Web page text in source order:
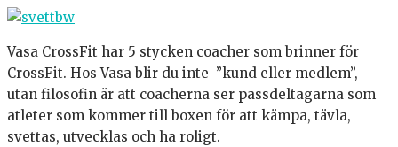
Vasa CrossFit har 5 stycken coacher som brinner för
CrossFit. Hos Vasa blir du inte ”kund eller medlem”,
utan filosofin är att coacherna ser passdeltagarna som
atleter som kommer till boxen för att kämpa, tävla,
svettas, utvecklas och ha roligt.